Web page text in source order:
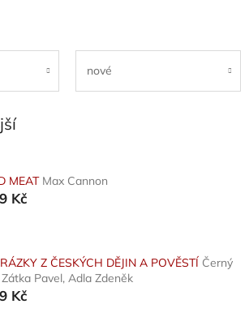
nové
MEAT Max Cannon
Kč
Z ČESKÝCH DĚJIN A POVĚSTÍ Černý
Zátka Pavel, Adla Zdeněk
Kč